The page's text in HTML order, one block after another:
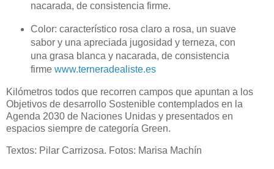
nacarada, de consistencia firme.
Color: característico rosa claro a rosa, un suave
sabor y una apreciada jugosidad y terneza, con
una grasa blanca y nacarada, de consistencia
firme www.terneradealiste.es
Kilómetros todos que recorren campos que apuntan a los
Objetivos de desarrollo Sostenible contemplados en la
Agenda 2030 de Naciones Unidas y presentados en
espacios siempre de categoría Green.
Textos: Pilar Carrizosa. Fotos: Marisa Machín